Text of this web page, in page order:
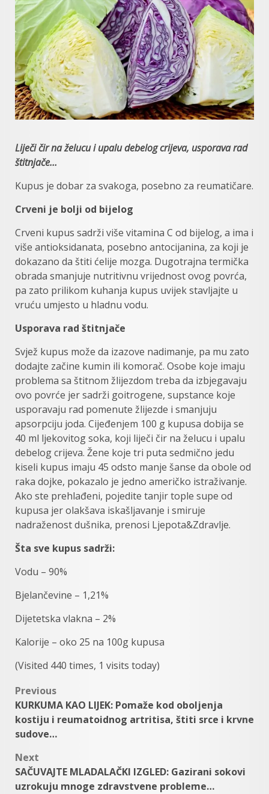
Liječi čir na želucu i upalu debelog crijeva, usporava rad
štitnjače…
Kupus je dobar za svakoga, posebno za reumatičare.
Crveni je bolji od bijelog
Crveni kupus sadrži više vitamina C od bijelog, a ima i
više antioksidanata, posebno antocijanina, za koji je
dokazano da štiti ćelije mozga. Dugotrajna termička
obrada smanjuje nutritivnu vrijednost ovog povrća,
pa zato prilikom kuhanja kupus uvijek stavljajte u
vruću umjesto u hladnu vodu.
Usporava rad štitnjače
Svjež kupus može da izazove nadimanje, pa mu zato
dodajte začine kumin ili komorač. Osobe koje imaju
problema sa štitnom žlijezdom treba da izbjegavaju
ovo povrće jer sadrži goitrogene, supstance koje
usporavaju rad pomenute žlijezde i smanjuju
apsorpciju joda. Cijeđenjem 100 g kupusa dobija se
40 ml ljekovitog soka, koji liječi čir na želucu i upalu
debelog crijeva. Žene koje tri puta sedmično jedu
kiseli kupus imaju 45 odsto manje šanse da obole od
raka dojke, pokazalo je jedno američko istraživanje.
Ako ste prehlađeni, pojedite tanjir tople supe od
kupusa jer olakšava iskašljavanje i smiruje
nadraženost dušnika, prenosi Ljepota&Zdravlje.
Šta sve kupus sadrži:
Vodu – 90%
Bjelančevine – 1,21%
Dijetetska vlakna – 2%
Kalorije – oko 25 na 100g kupusa
(Visited 440 times, 1 visits today)
Post
navigation
Previous
KURKUMA KAO LIJEK: Pomaže kod oboljenja
kostiju i reumatoidnog artritisa, štiti srce i krvne
sudove…
Next
SAČUVAJTE MLADALAČKI IZGLED: Gazirani sokovi
uzrokuju mnoge zdravstvene probleme…